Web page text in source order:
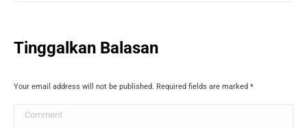
Tinggalkan Balasan
Your email address will not be published. Required fields are marked *
Comment